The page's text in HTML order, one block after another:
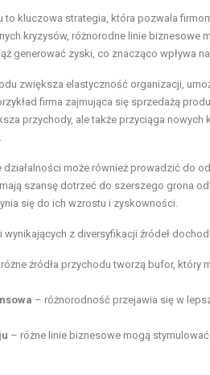
to kluczowa strategia, która pozwala
kryzysów, różnorodne linie biznesowe
generować zyski, co znacząco wpływa
zwiększa elastyczność organizacji,
firma zajmująca się sprzedażą
przychody, ale także przyciąga
działalności może również prowadzić do
szansę dotrzeć do szerszego grona
się do ich wzrostu i zyskowności.
z diversyfikacji źródeł
źródła przychodu tworzą bufor, który
– różnorodność przejawia się w
– różne linie biznesowe mogą